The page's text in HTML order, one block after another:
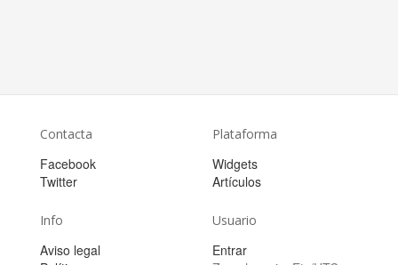
Contacta
Facebook
Twitter
Plataforma
Widgets
Artículos
Info
Aviso legal
Usuario
Entrar